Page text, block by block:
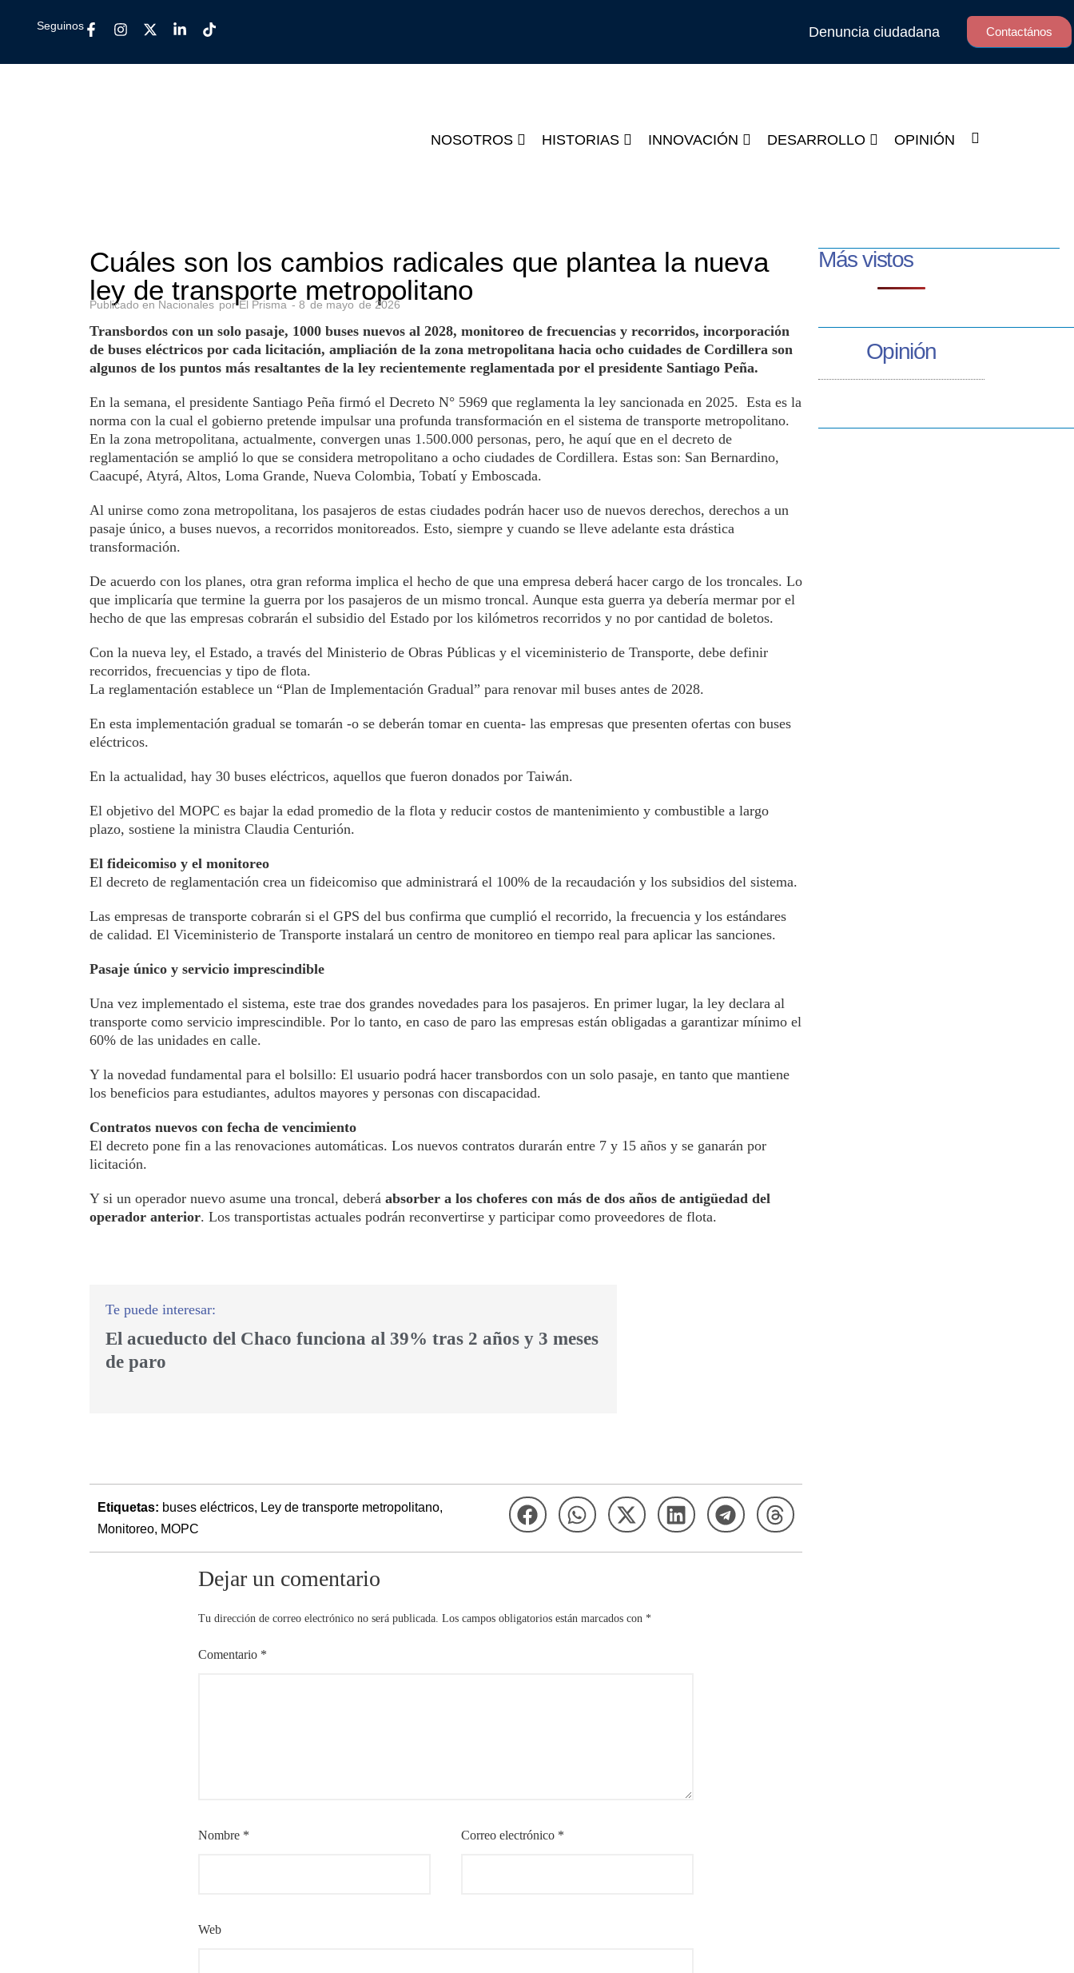
Seguinos Denuncia ciudadana Contactános
NOSOTROS HISTORIAS INNOVACIÓN DESARROLLO OPINIÓN
Cuáles son los cambios radicales que plantea la nueva
ley de transporte metropolitano
Publicado en Nacionales porEl Prisma - 8 de mayo de 2026
Transbordos con un solo pasaje, 1000 buses nuevos al 2028, monitoreo de frecuencias y recorridos, incorporación
de buses eléctricos por cada licitación, ampliación de la zona metropolitana hacia ocho cuidades de Cordillera son
algunos de los puntos más resaltantes de la ley recientemente reglamentada por el presidente Santiago Peña.
En la semana, el presidente Santiago Peña firmó el Decreto N° 5969 que reglamenta la ley sancionada en 2025. Esta es la
norma con la cual el gobierno pretende impulsar una profunda transformación en el sistema de transporte metropolitano.
En la zona metropolitana, actualmente, convergen unas 1.500.000 personas, pero, he aquí que en el decreto de
reglamentación se amplió lo que se considera metropolitano a ocho ciudades de Cordillera. Estas son: San Bernardino,
Caacupé, Atyrá, Altos, Loma Grande, Nueva Colombia, Tobatí y Emboscada.
Al unirse como zona metropolitana, los pasajeros de estas ciudades podrán hacer uso de nuevos derechos, derechos a un
pasaje único, a buses nuevos, a recorridos monitoreados. Esto, siempre y cuando se lleve adelante esta drástica
transformación.
De acuerdo con los planes, otra gran reforma implica el hecho de que una empresa deberá hacer cargo de los troncales. Lo
que implicaría que termine la guerra por los pasajeros de un mismo troncal. Aunque esta guerra ya debería mermar por el
hecho de que las empresas cobrarán el subsidio del Estado por los kilómetros recorridos y no por cantidad de boletos.
Con la nueva ley, el Estado, a través del Ministerio de Obras Públicas y el viceministerio de Transporte, debe definir
recorridos, frecuencias y tipo de flota.
La reglamentación establece un “Plan de Implementación Gradual” para renovar mil buses antes de 2028.
En esta implementación gradual se tomarán -o se deberán tomar en cuenta- las empresas que presenten ofertas con buses
eléctricos.
En la actualidad, hay 30 buses eléctricos, aquellos que fueron donados por Taiwán.
El objetivo del MOPC es bajar la edad promedio de la flota y reducir costos de mantenimiento y combustible a largo
plazo, sostiene la ministra Claudia Centurión.
El fideicomiso y el monitoreo
El decreto de reglamentación crea un fideicomiso que administrará el 100% de la recaudación y los subsidios del sistema.
Las empresas de transporte cobrarán si el GPS del bus confirma que cumplió el recorrido, la frecuencia y los estándares
de calidad. El Viceministerio de Transporte instalará un centro de monitoreo en tiempo real para aplicar las sanciones.
Pasaje único y servicio imprescindible
Una vez implementado el sistema, este trae dos grandes novedades para los pasajeros. En primer lugar, la ley declara al
transporte como servicio imprescindible. Por lo tanto, en caso de paro las empresas están obligadas a garantizar mínimo el
60% de las unidades en calle.
Y la novedad fundamental para el bolsillo: El usuario podrá hacer transbordos con un solo pasaje, en tanto que mantiene
los beneficios para estudiantes, adultos mayores y personas con discapacidad.
Contratos nuevos con fecha de vencimiento
El decreto pone fin a las renovaciones automáticas. Los nuevos contratos durarán entre 7 y 15 años y se ganarán por
licitación.
Y si un operador nuevo asume una troncal, deberá absorber a los choferes con más de dos años de antigüedad del
operador anterior. Los transportistas actuales podrán reconvertirse y participar como proveedores de flota.
El acueducto del Chaco funciona al 39% tras 2 años y 3 meses
de paro
Etiquetas: buses eléctricos, Ley de transporte metropolitano,
Monitoreo, MOPC
Dejar un comentario
Tu dirección de correo electrónico no será publicada. Los campos obligatorios están marcados con *
Comentario *
Nombre * Correo electrónico *
Web
Más vistos
Opinión